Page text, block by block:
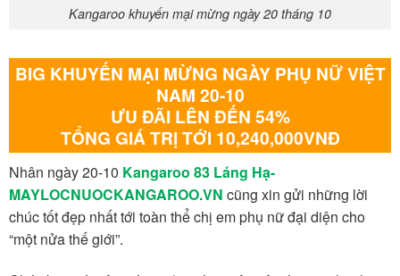
Kangaroo khuyến mại mừng ngày 20 tháng 10
BIG KHUYẾN MẠI MỪNG NGÀY PHỤ NỮ VIỆT
NAM 20-10
ƯU ĐÃI LÊN ĐẾN 54%
TỔNG GIÁ TRỊ TỚI 10,240,000VNĐ
Nhân ngày 20-10 Kangaroo 83 Láng Hạ-
MAYLOCNUOCKANGAROO.VN cũng xin gửi những lời
chúc tốt đẹp nhất tới toàn thể chị em phụ nữ đại diện cho
“một nửa thế giới”.